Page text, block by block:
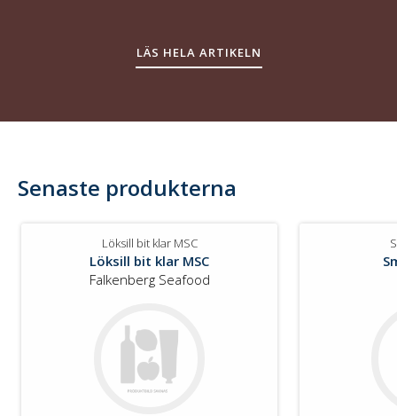
LÄS HELA ARTIKELN
Senaste produkterna
Löksill bit klar MSC
Löksill bit klar MSC
Falkenberg Seafood